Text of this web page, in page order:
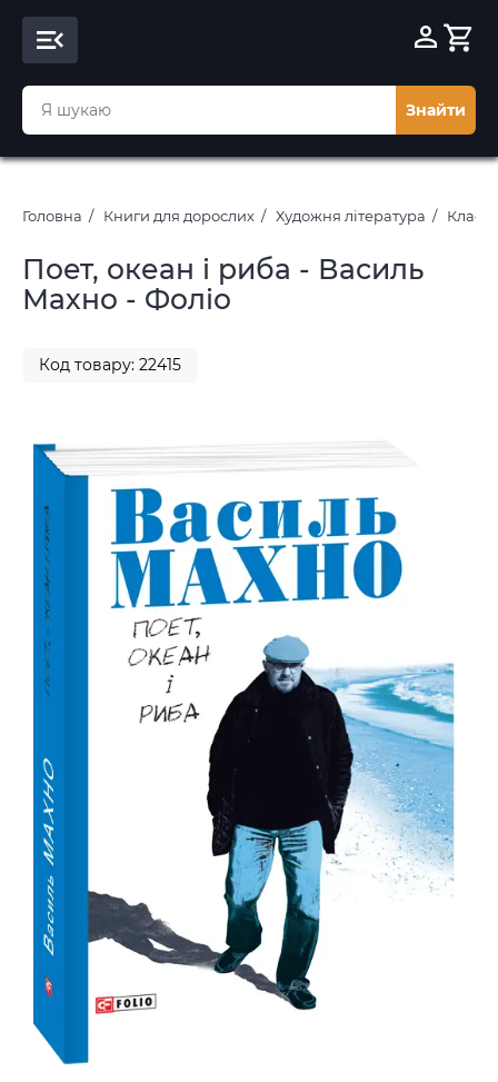
Знайти
Головна Книги для дорослих Художня література
Поет, океан і риба - Василь
Махно - Фоліо
Код товару: 22415